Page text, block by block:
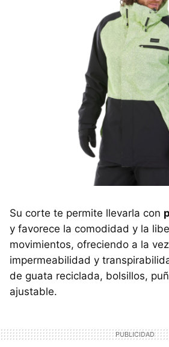
Su corte te permite llevarla con
y favorece la comodidad y la
movimientos, ofreciendo a la
impermeabilidad y
de guata reciclada, bolsillos,
ajustable.